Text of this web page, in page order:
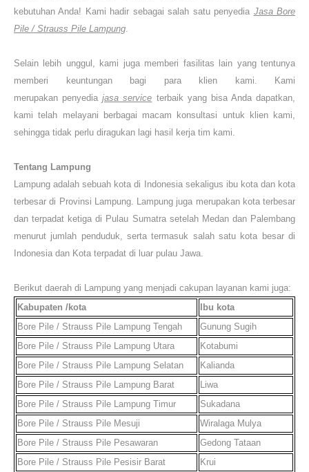
kebutuhan Anda! Kami hadir sebagai salah satu penyedia Jasa Bore
Pile / Strauss Pile Lampung.
Selain lebih unggul, kami juga memberi fasilitas lain yang tentunya
memberi keuntungan bagi para klien kami. Kami
merupakan penyediajasa service terbaik yang bisa Anda dapatkan,
kami telah melayani berbagai macam konsultasi untuk klien kami,
sehingga tidak perlu diragukan lagi hasil kerja tim kami.
Tentang Lampung
Lampung adalah sebuah kota di Indonesia sekaligus ibu kota dan kota
terbesar di Provinsi Lampung. Lampung juga merupakan kota terbesar
dan terpadat ketiga di Pulau Sumatra setelah Medan dan Palembang
menurut jumlah penduduk, serta termasuk salah satu kota besar di
Indonesia dan Kota terpadat di luar pulau Jawa.
Berikut daerah di Lampung yang menjadi cakupan layanan kami juga:
Kabupaten /kota
Ibu kota
Bore Pile / Strauss Pile Lampung Tengah
Gunung Sugih
Bore Pile / Strauss Pile Lampung Utara
Kotabumi
Bore Pile / Strauss Pile Lampung Selatan
Kalianda
Bore Pile / Strauss Pile Lampung Barat
Liwa
Bore Pile / Strauss Pile Lampung Timur
Sukadana
Bore Pile / Strauss Pile Mesuji
Wiralaga Mulya
Bore Pile / Strauss Pile Pesawaran
Gedong Tataan
Bore Pile / Strauss Pile Pesisir Barat Krui